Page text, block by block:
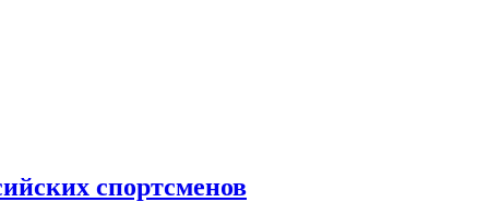
спортсменов